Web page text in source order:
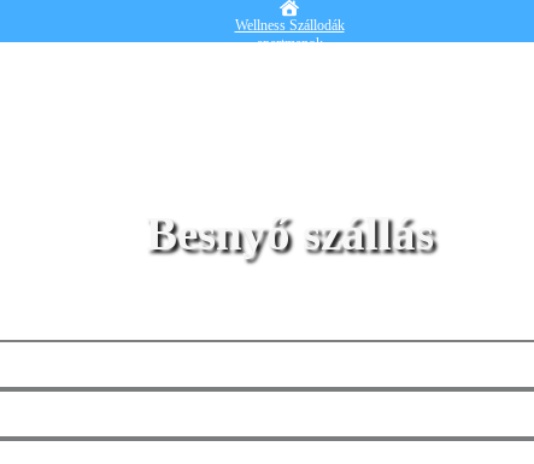
Wellness Szállodák
apartmanok
Besnyő szállás